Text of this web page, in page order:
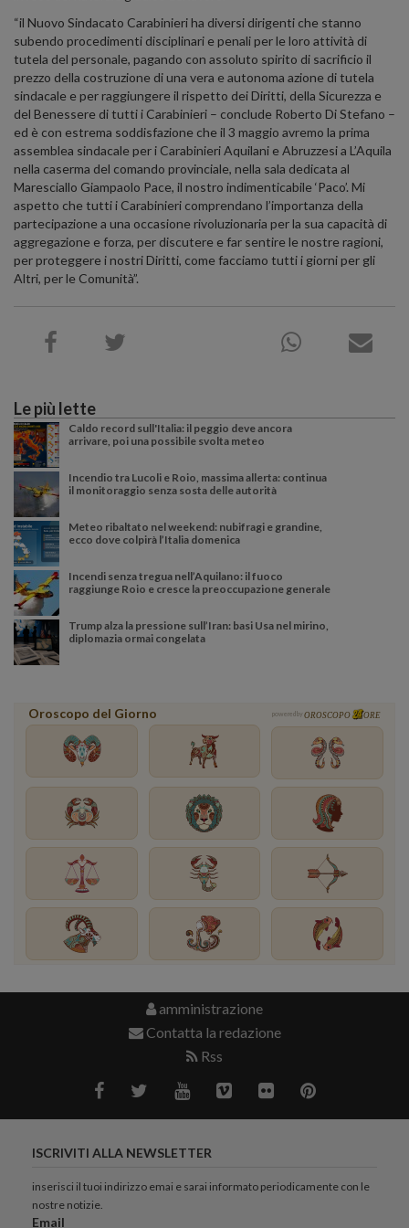
“il Nuovo Sindacato Carabinieri ha diversi dirigenti che stanno
subendo procedimenti disciplinari e penali per le loro attività di
tutela del personale, pagando con assoluto spirito di sacrificio il
prezzo della costruzione di una vera e autonoma azione di tutela
sindacale e per raggiungere il rispetto dei Diritti, della Sicurezza e
del Benessere di tutti i Carabinieri – conclude Roberto Di Stefano –
ed è con estrema soddisfazione che il 3 maggio avremo la prima
assemblea sindacale per i Carabinieri Aquilani e Abruzzesi a L’Aquila
nella caserma del comando provinciale, nella sala dedicata al
Maresciallo Giampaolo Pace, il nostro indimenticabile ‘Paco’. Mi
aspetto che tutti i Carabinieri comprendano l’importanza della
partecipazione a una occasione rivoluzionaria per la sua capacità di
aggregazione e forza, per discutere e far sentire le nostre ragioni,
per proteggere i nostri Diritti, come facciamo tutti i giorni per gli
Altri, per le Comunità”.
Le più lette
Caldo record sull'Italia: il peggio deve ancora
arrivare, poi una possibile svolta meteo
Incendio tra Lucoli e Roio, massima allerta: continua
il monitoraggio senza sosta delle autorità
Meteo ribaltato nel weekend: nubifragi e grandine,
ecco dove colpirà l’Italia domenica
Incendi senza tregua nell’Aquilano: il fuoco
raggiunge Roio e cresce la preoccupazione generale
Trump alza la pressione sull’Iran: basi Usa nel mirino,
diplomazia ormai congelata
Oroscopo del Giorno powered by OROSCOPO ORE
amministrazione
Contatta la redazione
Rss
ISCRIVITI ALLA NEWSLETTER
inserisci il tuoi indirizzo emai e sarai informato periodicamente con le
nostre notizie.
Email